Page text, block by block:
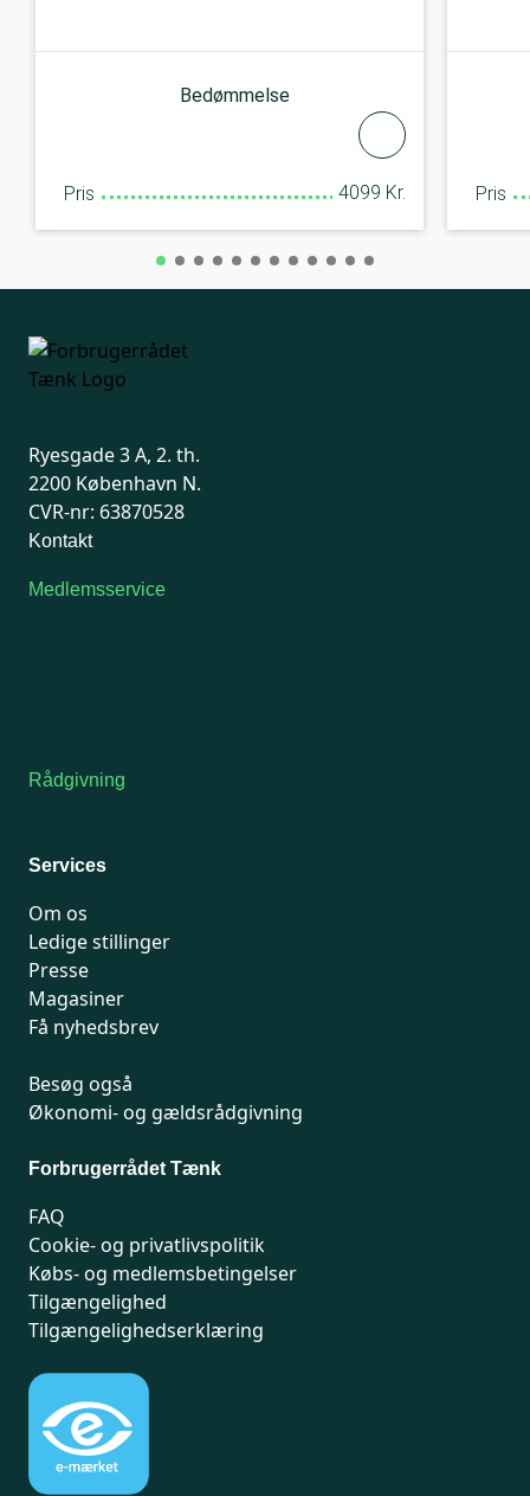
Bedømmelse
Pris 4099 Kr. Pris
Ryesgade 3 A, 2. th.
2200 København N.
CVR-nr: 63870528
Kontakt
Medlemsservice
Rådgivning
Services
Om os
Ledige stillinger
Presse
Magasiner
Få nyhedsbrev
Besøg også
Økonomi- og gældsrådgivning
Forbrugerrådet Tænk
FAQ
Cookie- og privatlivspolitik
Købs- og medlemsbetingelser
Tilgængelighed
Tilgængelighedserklæring